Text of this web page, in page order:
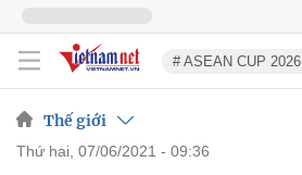
# ASEAN CUP 2026
Thế giới
thứ hai, 07/06/2021 - 09:36